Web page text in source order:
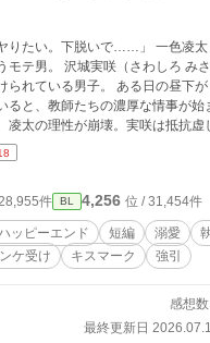
りたい。下脱いで……」 一色凌太
モテ男。 沢城実咲（さわしろ み
られている男子。 ある日の昼下
ると、教師たちの濃厚な情事が始
凌太の理性が崩壊。実咲は抵抗虚
占欲に火がついた凌太から、毎日
悪意が渦巻く中、二人の関係はエ
×流されツンデレ男子の、過激で
件 BL 4,256 位 / 31,454件
ッピーエンド 短編 溺愛
ケ受け キスマーク 強引
感想
最終更新日